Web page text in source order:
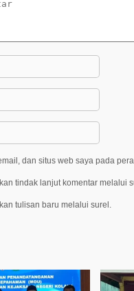
dan situs web saya pada
tindak lanjut komentar melalui
tulisan baru melalui surel.